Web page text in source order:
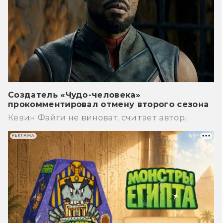
Создатель «Чудо-человека»
прокомментировал отмену второго сезона
Кевин Файги не виноват, считает автор.
РЕКЛАМА